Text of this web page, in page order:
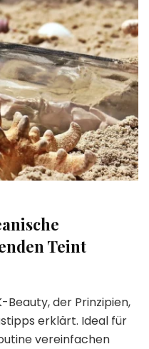
Teint
Beauty, der Prinzipien,
erklärt. Ideal für
vereinfachen